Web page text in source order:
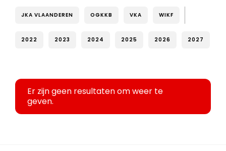
JKA VLAANDEREN OGKKB VKA WIKF
2022 2023 2024 2025 2026 2027
Er zijn geen resultaten om weer te
geven.